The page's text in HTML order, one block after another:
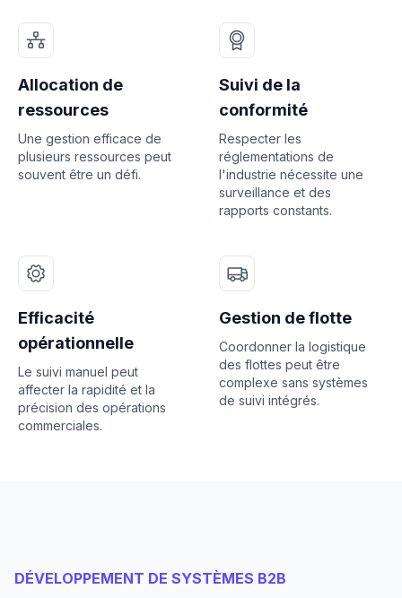
Allocation de
ressources
Une gestion efficace de
plusieurs ressources peut
souvent être un défi.
Suivi de la
conformité
Respecter les
réglementations de
l'industrie nécessite une
surveillance et des
rapports constants.
Efficacité
opérationnelle
Le suivi manuel peut
affecter la rapidité et la
précision des opérations
commerciales.
Gestion de flotte
Coordonner la logistique
des flottes peut être
complexe sans systèmes
de suivi intégrés.
DÉVELOPPEMENT DE SYSTÈMES B2B